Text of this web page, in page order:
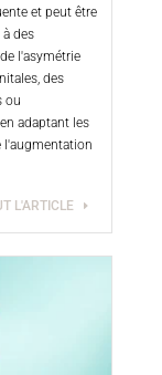
et peut être
des
l'asymétrie
des
ou
adaptant les
l'augmentation
L'ARTICLE